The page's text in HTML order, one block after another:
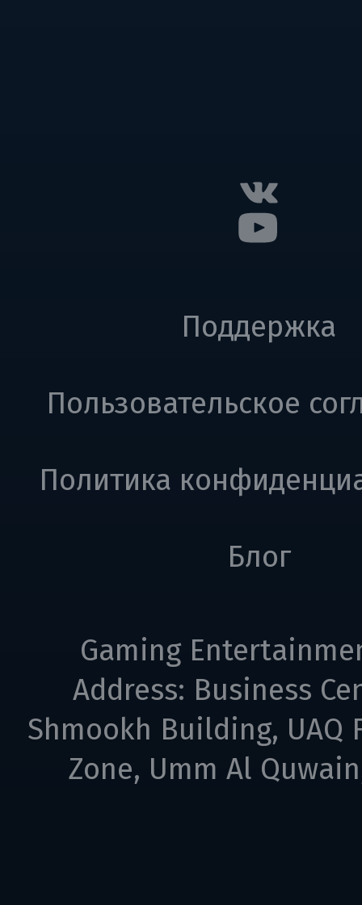
Поддержка
Пользовательское
Политика
Блог
Gaming
Address: Business
Shmookh Building, UAQ
Zone, Umm Al